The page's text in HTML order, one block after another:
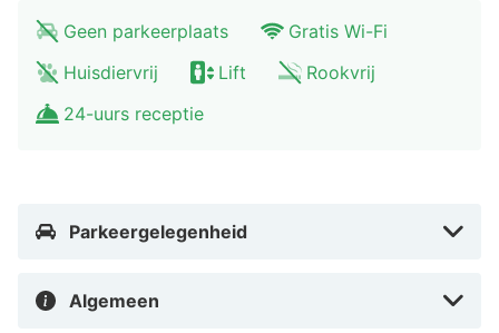
(FMO-Internationale Luchthaven Münster - Osnabrück)
- 37,4 km Dortmund (DTM) - 59,2 km
Münster, in de buurt Innenstadtring, bevind je je vlak
Geen parkeerplaats
Gratis Wi-Fi
Huisdiervrij
Lift
Rookvrij
24-uurs receptie
Parkeergelegenheid
Algemeen